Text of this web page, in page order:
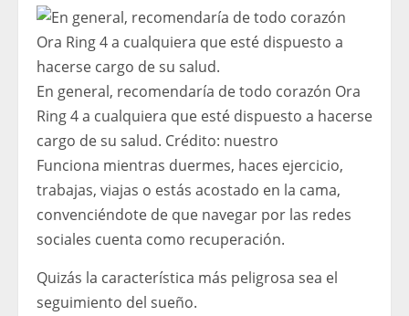
En general, recomendaría de todo corazón Ora
Ring 4 a cualquiera que esté dispuesto a hacerse
cargo de su salud. Crédito: nuestro
Funciona mientras duermes, haces ejercicio,
trabajas, viajas o estás acostado en la cama,
convenciéndote de que navegar por las redes
sociales cuenta como recuperación.
Quizás la característica más peligrosa sea el
seguimiento del sueño.